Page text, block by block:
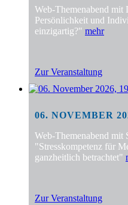
Web-Themenabend
Persönlichkeit und
einzigartig?" mehr
Zur Veranstaltung
06. NOVEMBER
Web-Themenabend mit
"Stresskompetenz für
ganzheitlich betrachtet"
Zur Veranstaltung